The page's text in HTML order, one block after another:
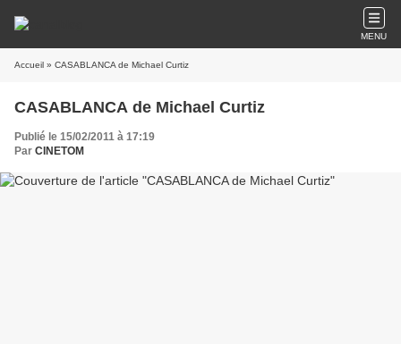
MENU
Accueil » CASABLANCA de Michael Curtiz
CASABLANCA de Michael Curtiz
Publié le 15/02/2011 à 17:19
Par CINETOM